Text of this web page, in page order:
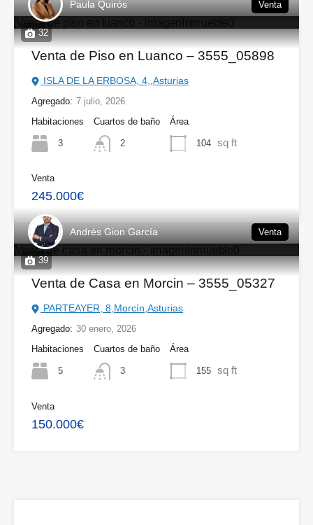
32
Paula Quirós Venta
Venta de Piso en Luanco – 3555_05898
ISLA DE LA ERBOSA, 4,,Asturias
Agregado: 7 julio, 2026
Habitaciones
3
Cuartos de baño
2
Área
104 sq ft
Venta
245.000€
39
Andrés Gion García Venta
Venta de Casa en Morcin – 3555_05327
PARTEAYER, 8,Morcín,Asturias
Agregado: 30 enero, 2026
Habitaciones
5
Cuartos de baño
3
Área
155 sq ft
Venta
150.000€